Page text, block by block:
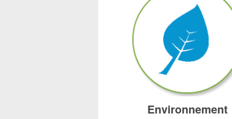
Environnement